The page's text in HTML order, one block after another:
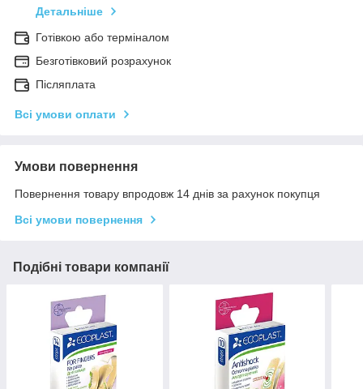
Детальніше
Готівкою або терміналом
Безготівковий розрахунок
Післяплата
Всі умови оплати
Умови повернення
Повернення товару впродовж 14 днів за рахунок покупця
Всі умови повернення
Подібні товари компанії